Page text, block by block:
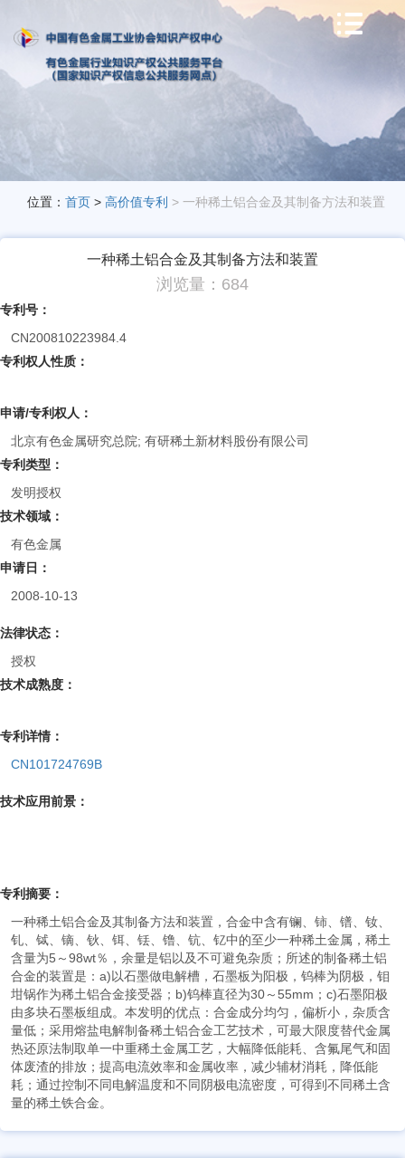

位置： 首页 > 高价值专利 > 一种稀土铝合金及其制备方法和装置
一种稀土铝合金及其制备方法和装置
浏览量：684
专利号：
CN200810223984.4
专利权人性质：
申请/专利权人：
北京有色金属研究总院; 有研稀土新材料股份有限公司
专利类型：
发明授权
技术领域：
有色金属
申请日：
2008-10-13
法律状态：
授权
技术成熟度：
专利详情：
CN101724769B
技术应用前景：
专利摘要：
一种稀土铝合金及其制备方法和装置，合金中含有镧、铈、镨、钕、
钆、铽、镝、钬、铒、铥、镥、钪、钇中的至少一种稀土金属，稀土
含量为5～98wt％，余量是铝以及不可避免杂质；所述的制备稀土铝
合金的装置是：a)以石墨做电解槽，石墨板为阳极，钨棒为阴极，钼
坩锅作为稀土铝合金接受器；b)钨棒直径为30～55mm；c)石墨阳极
由多块石墨板组成。本发明的优点：合金成分均匀，偏析小，杂质含
量低；采用熔盐电解制备稀土铝合金工艺技术，可最大限度替代金属
热还原法制取单一中重稀土金属工艺，大幅降低能耗、含氟尾气和固
体废渣的排放；提高电流效率和金属收率，减少辅材消耗，降低能
耗；通过控制不同电解温度和不同阴极电流密度，可得到不同稀土含
量的稀土铁合金。